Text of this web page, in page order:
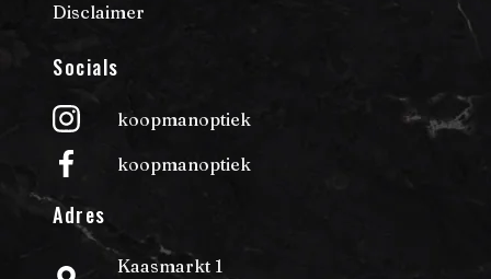
Adres
Kaasmarkt 1
Socials
koopmanoptiek
koopmanoptiek
Disclaimer